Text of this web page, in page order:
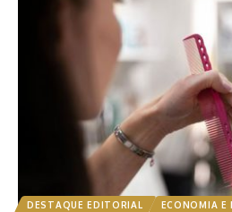
DESTAQUE EDITORIAL ECONOMIA E